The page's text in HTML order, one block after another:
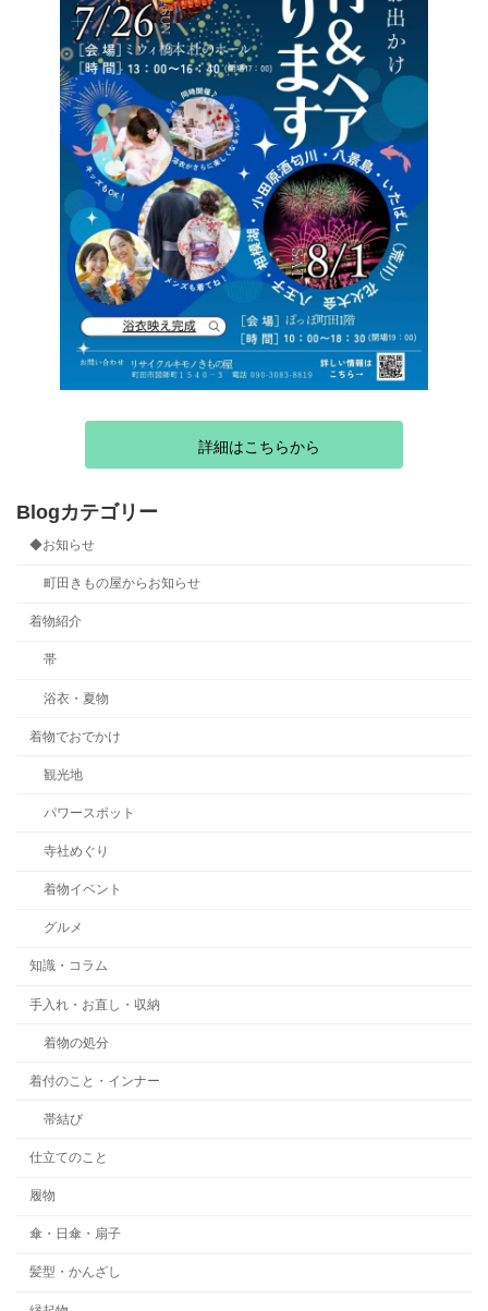
詳細はこちらから
Blogカテゴリー
◆お知らせ
町田きもの屋からお知らせ
着物紹介
帯
浴衣・夏物
着物でおでかけ
観光地
パワースポット
寺社めぐり
着物イベント
グルメ
知識・コラム
手入れ・お直し・収納
着物の処分
着付のこと・インナー
帯結び
仕立てのこと
履物
傘・日傘・扇子
髪型・かんざし